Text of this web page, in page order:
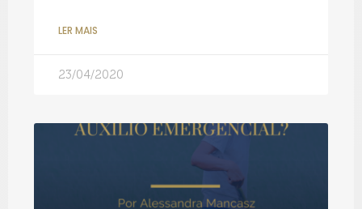
LER MAIS
23/04/2020